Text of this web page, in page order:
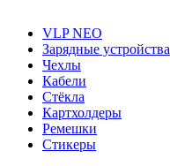
VLP NEO
Зарядные устройства
Чехлы
Кабели
Cтёкла
Картхолдеры
Ремешки
Стикеры